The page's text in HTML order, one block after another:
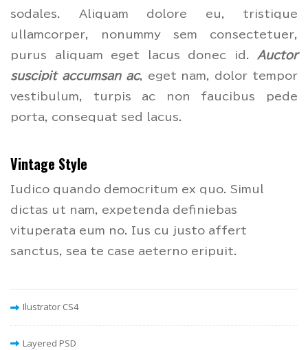
sodales. Aliquam dolore eu, tristique
ullamcorper, nonummy sem consectetuer,
purus aliquam eget lacus donec id. Auctor
suscipit accumsan ac, eget nam, dolor tempor
vestibulum, turpis ac non faucibus pede
porta, consequat sed lacus.
Vintage Style
Iudico quando democritum ex quo. Simul
dictas ut nam, expetenda definiebas
vituperata eum no. Ius cu justo affert
sanctus, sea te case aeterno eripuit.
Ilustrator CS4
Layered PSD